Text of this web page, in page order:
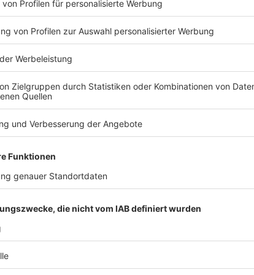
IV mit Faktor vorsieht und damit eine
umsetzt. Beim sogenannten
entsprechend dem Beitrag beider Partner
schon nach der Steuerklasse IV mit Faktor
nicht hervor.
erste Ergebnisse der Lohn- und
Ende des Veranlagungsjahres vor. Das
explizit festgestellt und für die Zwecke der
ermittelt. Bei Zusammenveranlagung wird
g